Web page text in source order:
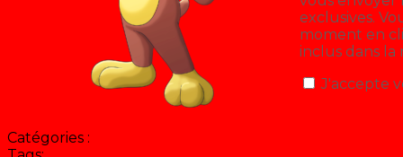
exclusives.
moment en
inclus dans la
J'accepte
Catégories :